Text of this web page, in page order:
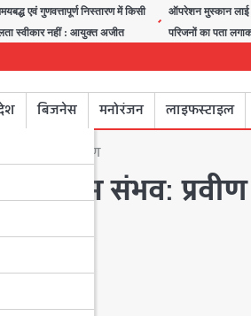
एवं गुणवत्तापूर्ण निस्तारण में किसी
स्वीकार नहीं : आयुक्त अजीत
ऑपरेशन मुस्कान लाई
परिजनों का पता
बिजनेस मनोरंजन लाइफस्टाइल
संभव: प्रवीण
विकास संभव: प्रवीण